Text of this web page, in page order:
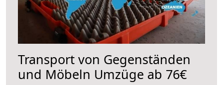
Transport von Gegenständen
und Möbeln Umzüge ab 76€